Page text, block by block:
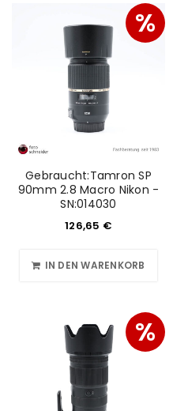
%
Gebraucht:Tamron SP
90mm 2.8 Macro Nikon -
SN:014030
126,65 €
IN DEN WARENKORB
%